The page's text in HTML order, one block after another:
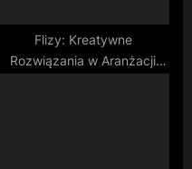
Flizy: Kreatywne
Rozwiązania w Aranżacji